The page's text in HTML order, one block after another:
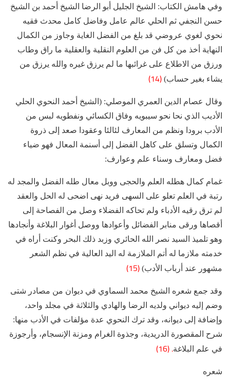
وفي هامش الكتاب: الشيخ الجليل أبو الرضا الشيخ أحمد بن الشيخ
حسن النجفي ثم الحلي عالم عامل وفاضل كامل محدث فقيه
نحوي لغوي عروضي قد بلغ من الفضل الغاية وجاوز من الكمال
النهاية أخذ من كل فن من العلوم النقلية والعقلية ما راق وطاب
ورزق من الاطلاع على غرائبها ما لم يرزق غيره والله يرزق من
يشاء بغير حساب) (14)
وقال عصام الدين العمري الموصلي: (الشيخ أحمد النحوي الحلي
الأديب الذي نحا نحو سيبويه وفاق الكسائي ونفطويه لبس من
الأدب برودا ونظم من المعارف لئالئا وعقودا صعد إلى ذروة
الكمال وتسلق على كاهل الفضل إلى أسنمة المعال فهو ضياء
فضل ومعارف وسناء علم وعوارف:
غمام كمال هطله العلم والحجى ووبل معال طله الفضل والمجد له
رتبة في العلم تعلو على السهى فريد نهى اضحى له الحل والعقد
لم ترق رقيه الأدباء ولم تحاكه الفضلاء وصل من الفصاحة إلى
أقصاها ورقى منابر الفضائل وأعوادها ووصل أغوار البلاغة وأنجادها
وهو تلميذ السيد نصر الله الحائري وزبد ذلك البحر وكنت أراه في
خدمته ملازما له أتم الملازمة له اليد العالية في نظم الشعر
مشهور عند أرباب الأدب) (15)
وقد جمع شعره الشيخ محمد السماوي في ديوان من مصادر شتى
وضم إليه ديواني ولديه الرضا والهادي والثلاثة في مجلد واحد،
وإضافة إلى ديوانه، وقد ترك النحوي عدة مؤلفات في الأدب منها:
شرح المقصورة الدريدية، وجذوة الغرام ومزنة الإنسجام، وأرجوزة
في علم البلاغة. (16)
شعره